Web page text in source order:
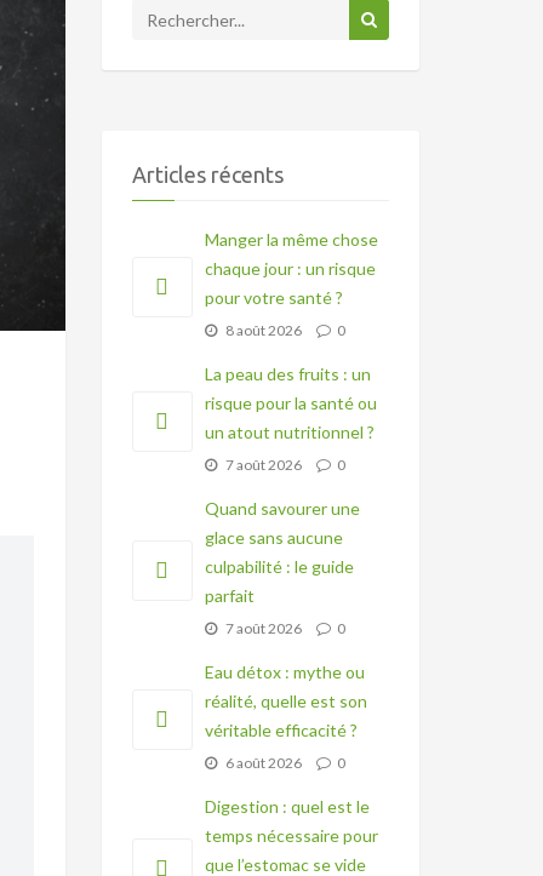
Articles récents
Manger la même chose
chaque jour : un risque
pour votre santé ?
8 août 2026 0
La peau des fruits : un
risque pour la santé ou
un atout nutritionnel ?
7 août 2026 0
Quand savourer une
glace sans aucune
culpabilité : le guide
parfait
7 août 2026 0
Eau détox : mythe ou
réalité, quelle est son
véritable efficacité ?
6 août 2026 0
Digestion : quel est le
temps nécessaire pour
que l’estomac se vide